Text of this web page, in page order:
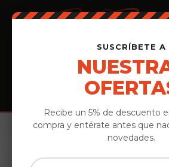
SUSCRÍBETE A
Recibe un 5% de descuento
compra y entérate antes que
novedades.
INICIO PRODUCTOS
Inicio›Cestas & Lotes